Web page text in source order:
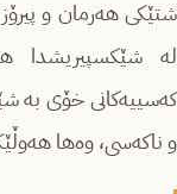
شتێکی هەرمان و
لە شێکسپیریشدا
کەسییەکانی خۆی بە
و ناکەسی، وەها